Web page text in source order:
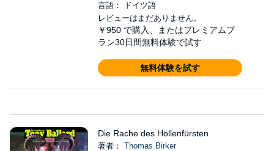
言語： ドイツ語
レビューはまだありません。
￥950 で購入、またはプレミアムプ
ラン30日間無料体験で試す
無料体験を試す
Die Rache des Höllenfürsten
著者： Thomas Birker